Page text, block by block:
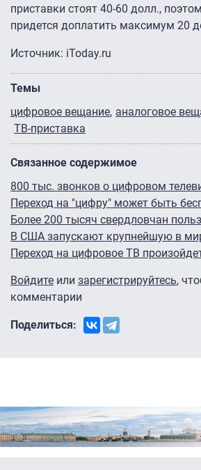
приставки стоят 40-60 долл.,
придется доплатить максимум 20
Источник: iToday.ru
Темы
цифровое вещание аналоговое
ТВ-приставка
Связанное содержимое
800 тыс. звонков о цифровом
Переход на "цифру" может быть
Более 200 тысяч свердловчан
В США запускают крупнейшую в
Переход на цифровое ТВ
Войдите или зарегистрируйтесь,
комментарии
Поделиться: